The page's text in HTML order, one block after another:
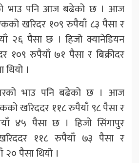
भाउ पनि आज बढेको छ । आज
खरिदर १०९ रुपैयाँ ८३ पैसा र
२६ पैसा छ । हिजो क्यानेडियन
१०९ रुपैयाँ ७१ पैसा र बिक्रीदर
।
भाउ पनि बढेको छ । आज
खरिददर ११८ रुपैयाँ ९८ पैसा र
४५ पैसा छ । हिजो सिंगापुर
११८ रुपैयाँ ७३ पैसा र
२० पैसा थियो ।